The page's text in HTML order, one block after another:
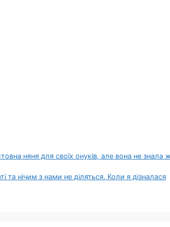
няня для своїх онуків, але вона не знала
та нічим з нами не діляться. Коли я дізналася